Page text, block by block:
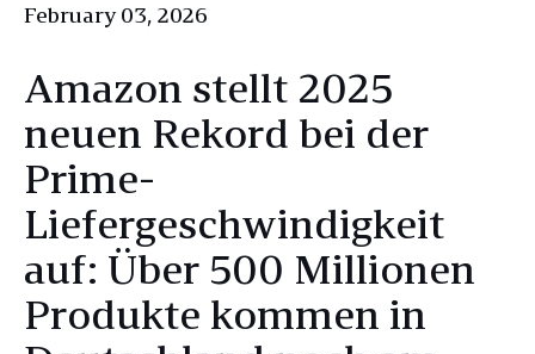
February 03, 2026
Amazon stellt 2025
neuen Rekord bei der
Prime-
Liefergeschwindigkeit
auf: Über 500 Millionen
Produkte kommen in